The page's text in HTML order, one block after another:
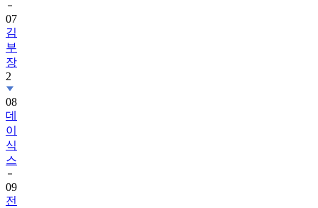
07
김
부
장
2
08
데
이
식
스
09
전